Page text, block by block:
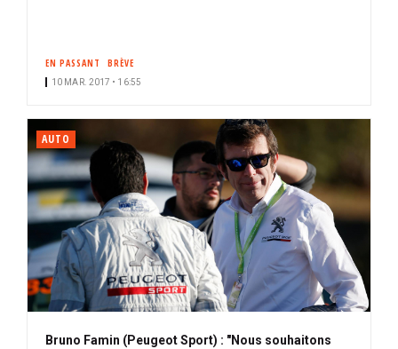
EN PASSANT BRÈVE
10 MAR. 2017 • 16:55
AUTO
Bruno Famin (Peugeot Sport) : "Nous souhaitons